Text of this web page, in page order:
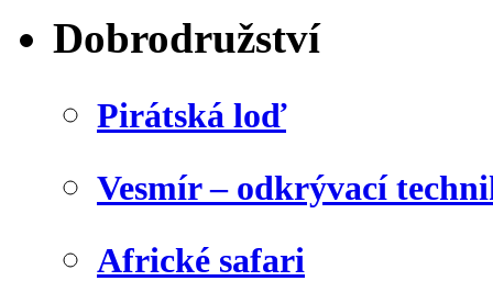
Dobrodružství
Pirátská loď
Vesmír – odkrývací
Africké safari